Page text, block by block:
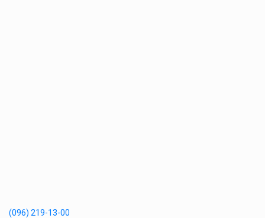
(096) 219-13-00